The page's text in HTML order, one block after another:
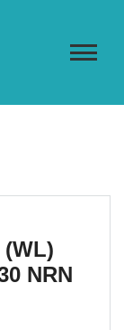
(WL)
NRN